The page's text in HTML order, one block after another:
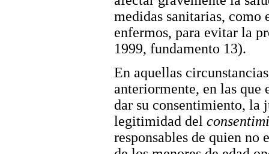
medidas sanitarias, como
enfermos, para evitar la
1999, fundamento 13).
En aquellas
anteriormente, en las que
dar su consentimiento, la
legitimidad del
responsables de quien no